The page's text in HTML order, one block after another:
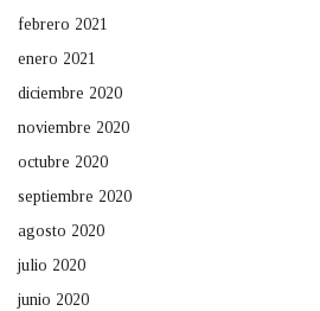
febrero 2021
enero 2021
diciembre 2020
noviembre 2020
octubre 2020
septiembre 2020
agosto 2020
julio 2020
junio 2020